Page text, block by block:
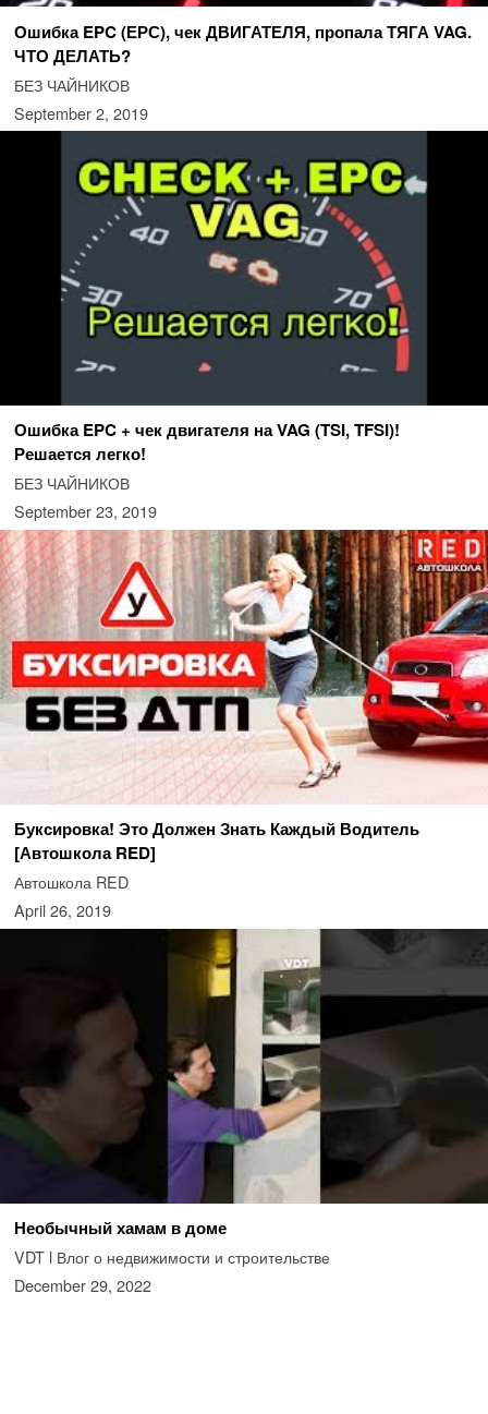
Ошибка EPC (ЕРС), чек ДВИГАТЕЛЯ, пропала ТЯГА VAG.
ЧТО ДЕЛАТЬ?
БЕЗ ЧАЙНИКОВ
September 2, 2019
Ошибка EPC + чек двигателя на VAG (TSI, TFSI)!
Решается легко!
БЕЗ ЧАЙНИКОВ
September 23, 2019
Буксировка! Это Должен Знать Каждый Водитель
[Автошкола RED]
Автошкола RED
April 26, 2019
Необычный хамам в доме
VDT l Влог о недвижимости и строительстве
December 29, 2022